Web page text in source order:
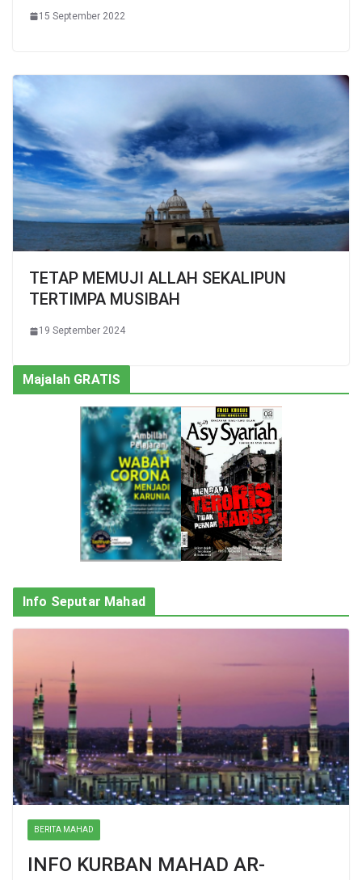
15 September 2022
TETAP MEMUJI ALLAH SEKALIPUN
TERTIMPA MUSIBAH
19 September 2024
Majalah GRATIS
Info Seputar Mahad
BERITA MAHAD
INFO KURBAN MAHAD AR-